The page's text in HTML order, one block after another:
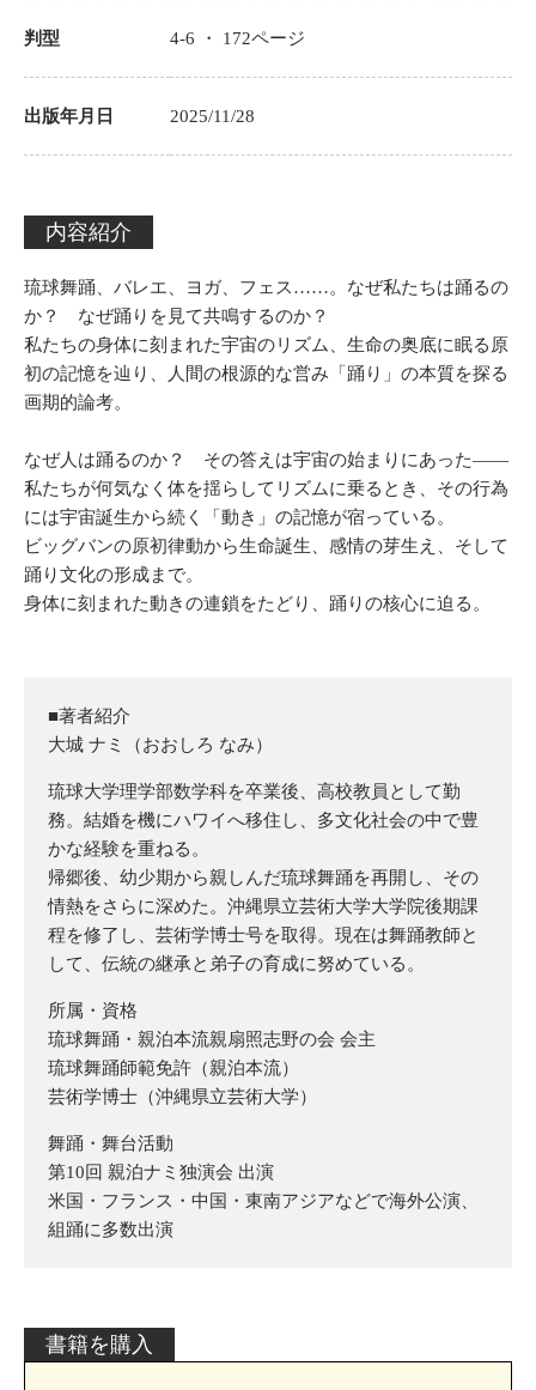
判型 4-6 ・ 172ページ
出版年月日 2025/11/28
内容紹介
琉球舞踊、バレエ、ヨガ、フェス……。なぜ私たちは踊るの
か？ なぜ踊りを見て共鳴するのか？
私たちの身体に刻まれた宇宙のリズム、生命の奥底に眠る原
初の記憶を辿り、人間の根源的な営み「踊り」の本質を探る
画期的論考。
なぜ人は踊るのか？ その答えは宇宙の始まりにあった――
私たちが何気なく体を揺らしてリズムに乗るとき、その行為
には宇宙誕生から続く「動き」の記憶が宿っている。
ビッグバンの原初律動から生命誕生、感情の芽生え、そして
踊り文化の形成まで。
身体に刻まれた動きの連鎖をたどり、踊りの核心に迫る。
■著者紹介
大城 ナミ（おおしろ なみ）
琉球大学理学部数学科を卒業後、高校教員として勤
務。結婚を機にハワイへ移住し、多文化社会の中で豊
かな経験を重ねる。
帰郷後、幼少期から親しんだ琉球舞踊を再開し、その
情熱をさらに深めた。沖縄県立芸術大学大学院後期課
程を修了し、芸術学博士号を取得。現在は舞踊教師と
して、伝統の継承と弟子の育成に努めている。
所属・資格
琉球舞踊・親泊本流親扇照志野の会 会主
琉球舞踊師範免許（親泊本流）
芸術学博士（沖縄県立芸術大学）
舞踊・舞台活動
第10回 親泊ナミ独演会 出演
米国・フランス・中国・東南アジアなどで海外公演、
組踊に多数出演
書籍を購入